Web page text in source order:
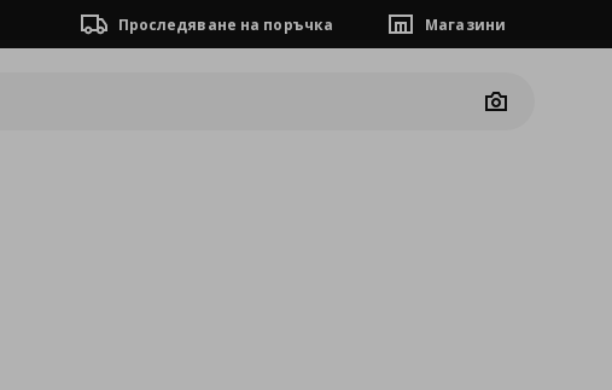
Проследяване на поръчка Магазини
Camera